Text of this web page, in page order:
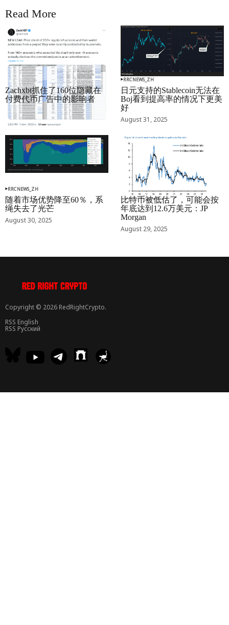
Read More
RRCNEWS_ZH
Zachxbt抓住了160位隐藏在
付费代币广告中的影响者
September 01, 2025
RRCNEWS_ZH
日元支持的Stablecoin无法在
Boj看到提高率的情况下更美
好
August 31, 2025
RRCNEWS_ZH
随着市场优势降至60％，系
绳失去了光芒
August 30, 2025
RRCNEWS_ZH
比特币被低估了，可能会按
年底达到12.6万美元：JP
Morgan
August 29, 2025
Copyright © 2026 RedRightCrypto.
RSS English
RSS Русский